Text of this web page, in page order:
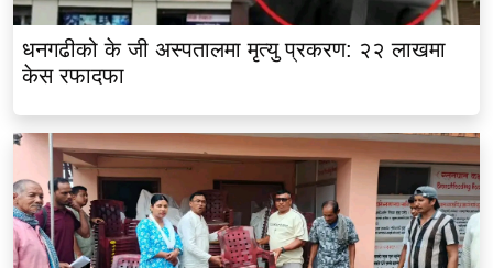
धनगढीको के जी अस्पतालमा मृत्यु प्रकरण: २२ लाखमा
केस रफादफा